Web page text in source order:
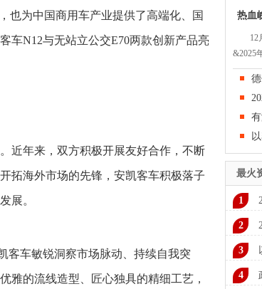
也为中国商用车产业提供了高端化、国
车N12与无站立公交E70两款创新产品亮
近年来，双方积极开展友好合作，不断
拓海外市场的先锋，安凯客车积极落子
展。
客车敏锐洞察市场脉动、持续自我突
雅的流线造型、匠心独具的精细工艺，
热血
12
&2025
亚市旅
导，
公司
来
将启
测，
料精
最火
将启
选？母
料精